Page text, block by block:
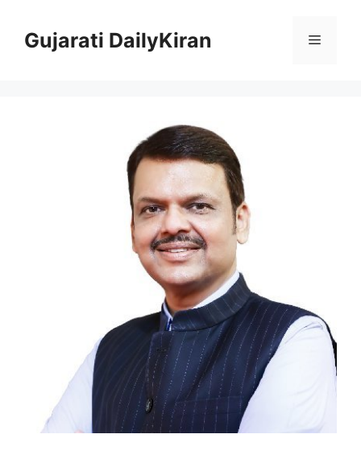
contentGujarati DailyKiran Menu